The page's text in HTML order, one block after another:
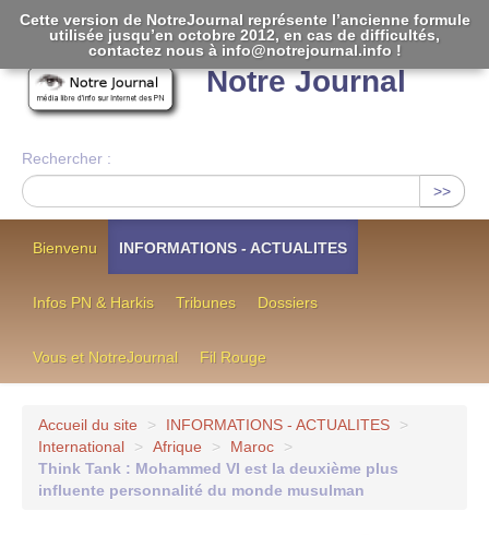
Notre Journal
Rechercher :
>>
Bienvenu INFORMATIONS - ACTUALITES
Infos PN & Harkis Tribunes Dossiers
Vous et NotreJournal Fil Rouge
Accueil du site > INFORMATIONS - ACTUALITES
>
International
> Afrique > Maroc
>
Think Tank : Mohammed VI est la deuxième plus
influente personnalité du monde musulman
Cette version de NotreJournal représente l’ancienne formule
utilisée jusqu’en octobre 2012, en cas de difficultés,
contactez nous à info@notrejournal.info !